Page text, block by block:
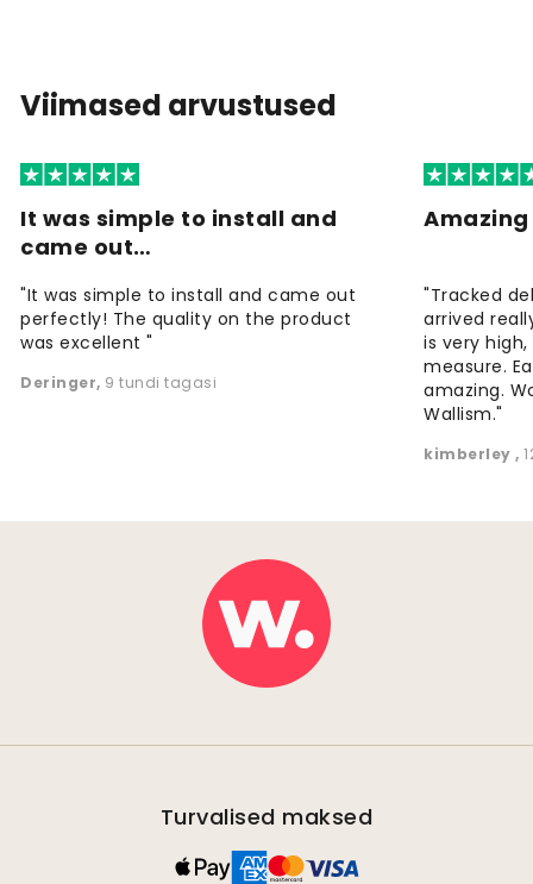
Viimased arvustused
It was simple to install and
came out…
"It was simple to install and came out
perfectly! The quality on the product
was excellent "
Deringer, 9 tundi tagasi
"Tracked
arrived
is very
measure.
amazing.
Wallism."
kimberley,
Turvalised maksed